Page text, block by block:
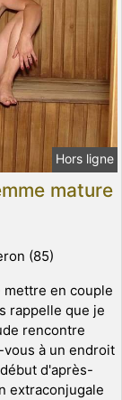
Hors ligne
mature
(85)
mettre en couple
rappelle que je
rencontre
à un endroit
d'après-
extraconjugale